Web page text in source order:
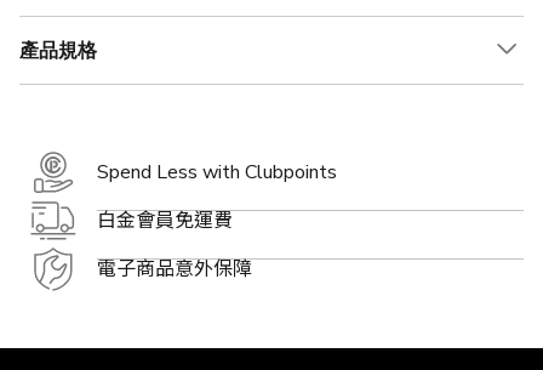
產品規格
Spend Less with Clubpoints
白金會員免運費
電子商品意外保障